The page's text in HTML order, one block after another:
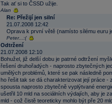
Tak ať si to ČSSD užije.
Alan
Re: Přežijí jen silní
21.07.2008 12:42
Oprava k první větě (namísto sílému euru
Peter...:(
Odtržení
21.07.2008 12:10
Bohužel, již delší dobu je patrné odtržení
řešení druhořadých - naprosto zbytečných
umělých problémů, které se pak následně
ho řešit tak se dá charakterizovat její práce -
spousta naprosto zbytečně vyplýtvané
ušetřil 10 mld na sociálních výdajích, aby je
mld - což čistě teoreticky mohlo být pře 20